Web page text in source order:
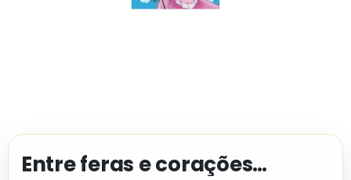
Entre feras e corações feridos